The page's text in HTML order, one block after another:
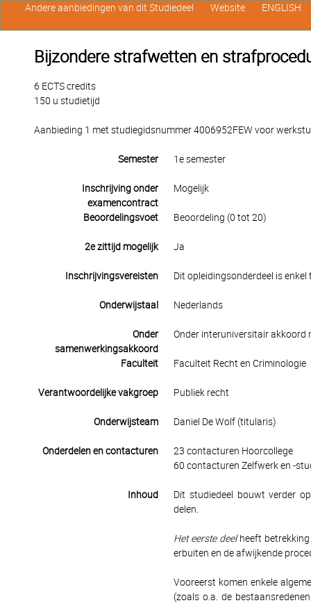
Bijzondere strafwetten en
6 ECTS credits
150 u studietijd
Aanbieding 1 met studiegidsnummer 4006952FEW voor
Semester 1e semester
Inschrijving onder
examencontract
Mogelijk
Beoordelingsvoet Beoordeling (0 tot 20)
2e zittijd mogelijk Ja
Inschrijvingsvereisten Dit opleidingsonderdeel is
Onderwijstaal Nederlands
Onder
samenwerkingsakkoord
Onder interuniversitair akkoord
Faculteit Faculteit Recht en Criminologie
Verantwoordelijke vakgroep Publiek recht
Onderwijsteam Daniel De Wolf (titularis)
Onderdelen en contacturen
23 contacturen Hoorcollege
60 contacturen Zelfwerk en -
Inhoud
Dit studiedeel bouwt verder
delen.
Het eerste deelheeft
erbuiten en de afwijkende
Vooreerst komen enkele
(zoals o.a. de
Andere aanbiedingen van dit Studiedeel Website ENGLISH